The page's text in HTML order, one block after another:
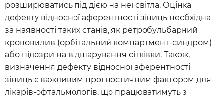
розширюватись під дією на неї світла. Оцінка
дефекту відносної аферентності зіниць необхідна
за наявності таких станів, як ретробульбарний
крововилив (орбітальний компартмент-синдром)
або підозри на відшарування сітківки. Також,
визначення дефекту відносної аферентності
зіниць є важливим прогностичним фактором для
лікарів-офтальмологів, що працюватимуть з